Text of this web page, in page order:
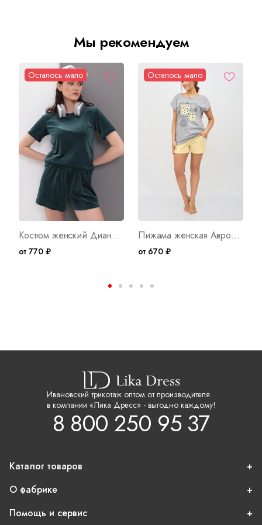
Мы рекомендуем
Осталось мало
Костюм женский Диана ШЗ Арт. 10023
от 770 ₽
Осталось мало
Пижама женская Аврора Б Арт. 9161
от 670 ₽
Ивановский трикотаж оптом от производителя
в компании «Лика Дресс» - выгодно каждому!
8 800 250 95 37
Каталог товаров
О фабрике
Помощь и сервис